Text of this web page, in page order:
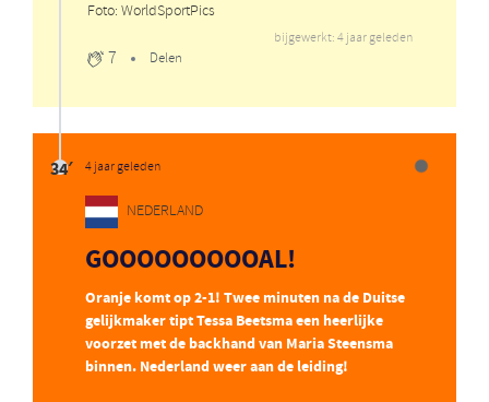
Foto: WorldSportPics
bijgewerkt: 4 jaar geleden
7 Delen
34′ 4 jaar geleden
NEDERLAND
GOOOOOOOOOAL!
Oranje komt op 2-1! Twee minuten na de Duitse
gelijkmaker tipt Tessa Beetsma een heerlijke
voorzet met de backhand van Maria Steensma
binnen. Nederland weer aan de leiding!